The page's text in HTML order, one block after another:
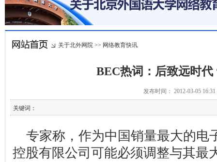
关于北外网院 >> 网络教育快讯
BEC热词：后致远时代
发布时间： 2012-03-05
关键词：
专家称，作为中国销量最大的电
控股有限公司可能必须调整与其